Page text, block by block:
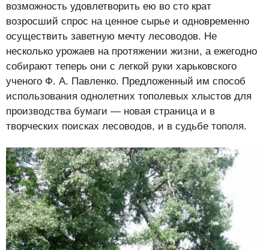
возможность удовлетворить ею во сто крат
возросший спрос на ценное сырье и одновременно
осуществить заветную мечту лесоводов. Не
несколько урожаев на протяжении жизни, а ежегодно
собирают теперь они с легкой руки харьковского
ученого Ф. А. Павленко. Предложенный им способ
использования однолетних тополевых хлыстов для
производства бумаги — новая страница и в
творческих поисках лесоводов, и в судьбе тополя.